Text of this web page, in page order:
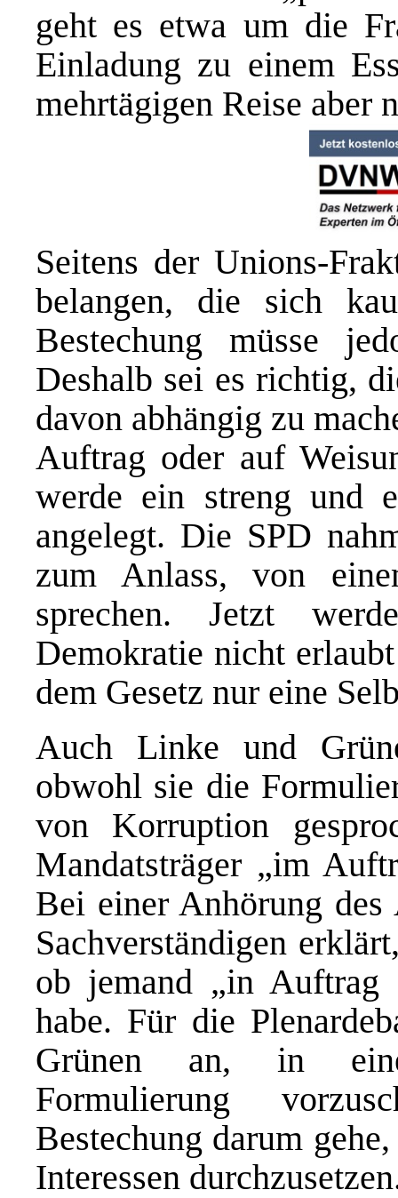
geht es etwa um die
Einladung zu einem
mehrtägigen Reise aber
Seitens der Unions-
belangen, die sich
Bestechung müsse
Deshalb sei es richtig,
davon abhängig zu
Auftrag oder auf
werde ein streng und
angelegt. Die SPD
zum Anlass, von
sprechen. Jetzt
Demokratie nicht
dem Gesetz nur eine
Auch Linke und
obwohl sie die
von Korruption
Mandatsträger „im
Bei einer Anhörung des
Sachverständigen
ob jemand „in Auftrag
habe. Für die
Grünen an, in
Formulierung
Bestechung darum
Interessen